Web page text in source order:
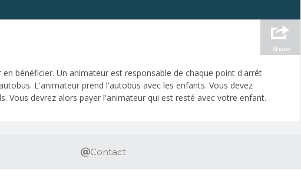
Share
bénéficier. Un animateur est responsable de chaque point d'arrêt
L'animateur prend l'autobus avec les enfants. Vous devez
Vous devrez alors payer l'animateur qui est resté avec votre enfant.
Contact